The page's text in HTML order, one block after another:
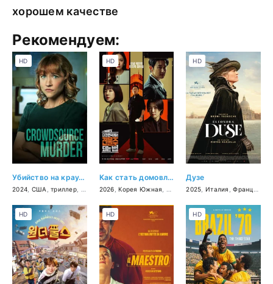
хорошем качестве
Рекомендуем:
Убийство на краудсорсинге
2024 США ,триллер драма
HD
Как стать домовладельцем в Корее
2026 ,Корея Южная криминал, комедия ,триллер
HD
Дузе
2025 Италия ,Франция
HD
HD HD HD